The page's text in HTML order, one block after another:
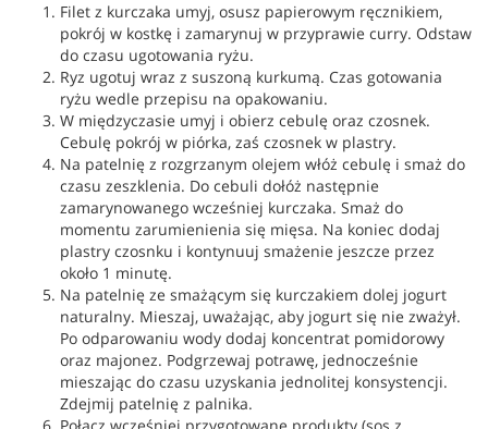
Filet z kurczaka umyj, osusz papierowym ręcznikiem,
pokrój w kostkę i zamarynuj w przyprawie curry. Odstaw
do czasu ugotowania ryżu.
Ryz ugotuj wraz z suszoną kurkumą. Czas gotowania
ryżu wedle przepisu na opakowaniu.
W międzyczasie umyj i obierz cebulę oraz czosnek.
Cebulę pokrój w piórka, zaś czosnek w plastry.
Na patelnię z rozgrzanym olejem włóż cebulę i smaż do
czasu zeszklenia. Do cebuli dołóż następnie
zamarynowanego wcześniej kurczaka. Smaż do
momentu zarumienienia się mięsa. Na koniec dodaj
plastry czosnku i kontynuuj smażenie jeszcze przez
około 1 minutę.
Na patelnię ze smażącym się kurczakiem dolej jogurt
naturalny. Mieszaj, uważając, aby jogurt się nie zważył.
Po odparowaniu wody dodaj koncentrat pomidorowy
oraz majonez. Podgrzewaj potrawę, jednocześnie
mieszając do czasu uzyskania jednolitej konsystencji.
Zdejmij patelnię z palnika.